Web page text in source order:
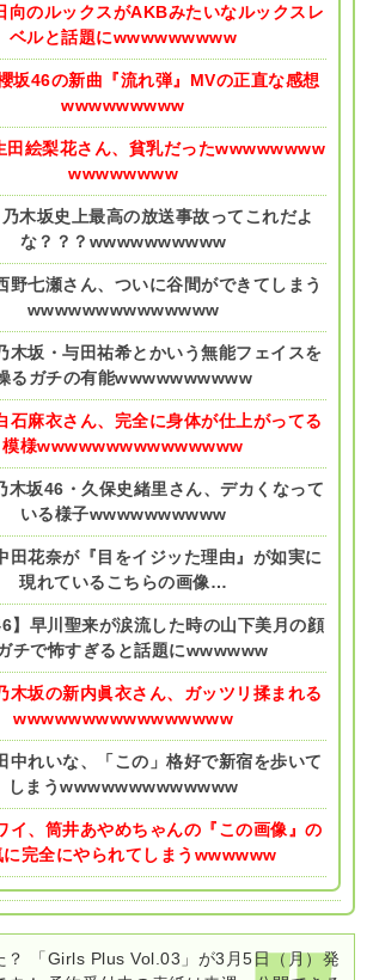
向のルックスがAKBみたいなルックスレ
ベルと話題にwwwwwwwww
坂46の新曲『流れ弾』MVの正直な感想
wwwwwwwww
田絵梨花さん、貧乳だったwwwwwwww
wwwwwwww
乃木坂史上最高の放送事故ってこれだよ
な？？？wwwwwwwwww
野七瀬さん、ついに谷間ができてしまう
wwwwwwwwwwwwww
木坂・与田祐希とかいう無能フェイスを
るガチの有能wwwwwwwwww
石麻衣さん、完全に身体が仕上がってる
模様wwwwwwwwwwwwwww
木坂46・久保史緒里さん、デカくなって
いる様子wwwwwwwwww
田花奈が『目をイジッた理由』が如実に
現れているこちらの画像…
】早川聖来が涙流した時の山下美月の顔
チで怖すぎると話題にwwwwww
木坂の新内眞衣さん、ガッツリ揉まれる
wwwwwwwwwwwwwwww
中れいな、「この」格好で新宿を歩いて
しまうwwwwwwwwwwwww
イ、筒井あやめちゃんの『この画像』の
に完全にやられてしまうwwwwww
？ 「Girls Plus Vol.03」が3月5日（月）発